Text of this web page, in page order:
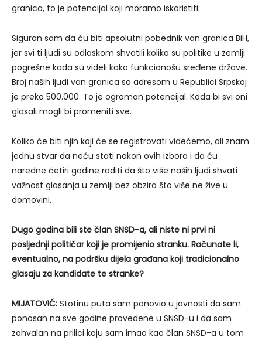
granica, to je potencijal koji moramo iskoristiti.
Siguran sam da ću biti apsolutni pobednik van granica BiH,
jer svi ti ljudi su odlaskom shvatili koliko su politike u zemlji
pogrešne kada su videli kako funkcionošu sređene države.
Broj naših ljudi van granica sa adresom u Republici Srpskoj
je preko 500.000. To je ogroman potencijal. Kada bi svi oni
glasali mogli bi promeniti sve.
Koliko će biti njih koji će se registrovati videćemo, ali znam
jednu stvar da neću stati nakon ovih izbora i da ću
naredne četiri godine raditi da što više naših ljudi shvati
važnost glasanja u zemlji bez obzira što više ne žive u
domovini.
Dugo godina bili ste član SNSD-a, ali niste ni prvi ni
posljednji političar koji je promijenio stranku. Računate li,
eventualno, na podršku dijela građana koji tradicionalno
glasaju za kandidate te stranke?
MIJATOVIĆ: Stotinu puta sam ponovio u javnosti da sam
ponosan na sve godine provedene u SNSD-u i da sam
zahvalan na prilici koju sam imao kao član SNSD-a u tom